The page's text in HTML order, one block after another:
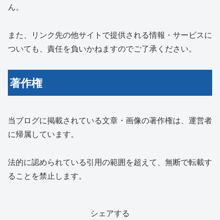
ん。
また、リンク先の他サイトで提供される情報・サービスに
ついても、責任を負いかねますのでご了承ください。
著作権
当ブログに掲載されている文章・画像の著作権は、運営者
に帰属しています。
法的に認められている引用の範囲を超えて、無断で転載す
ることを禁止します。
シェアする